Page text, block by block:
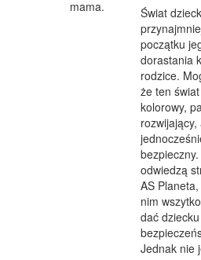
USŁUGI
SALONY,
PUBLIC
AGENCJE
MATERIAŁY
INNE
WIGOR
IMPREZY
HOBBY
Świat
początku
dorastania
rodzice.
że ten
kolorowy,
rozwijający,
odwiedzą
AS
nim
dać
Jednak nie